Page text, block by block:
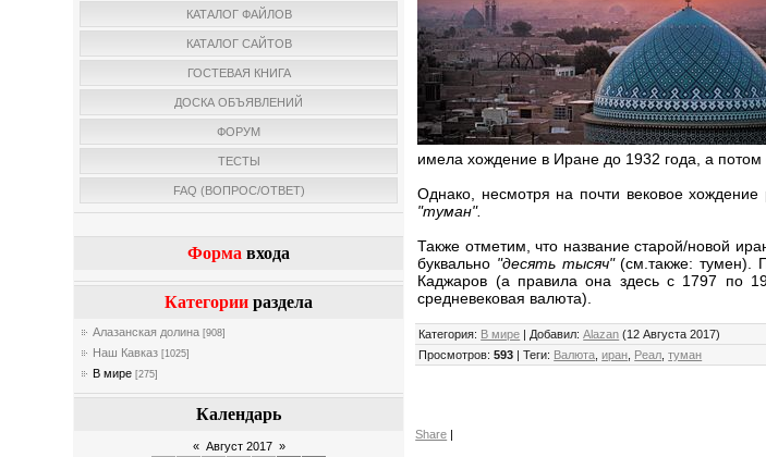
КАТАЛОГ ФАЙЛОВ
КАТАЛОГ САЙТОВ
ГОСТЕВАЯ КНИГА
ДОСКА ОБЪЯВЛЕНИЙ
ФОРУМ
ТЕСТЫ
FAQ (ВОПРОС/ОТВЕТ)
Форма входа
Категории раздела
Алазанская долина [908]
Наш Кавказ [1025]
В мире [275]
Календарь
« Август 2017 »
имела хождение в Иране до 1932 года, а
Однако, несмотря на почти вековое
"туман".
Также отметим, что название старой/новой
буквально "десять тысяч"(см.также: тумен).
Каджаров (а правила она здесь с 1797 по
средневековая валюта).
Категория: В мире | Добавил:Alazan (12 Августа 2017)
Просмотров:593 |Теги: Валюта ,иран Реал ,туман
Share